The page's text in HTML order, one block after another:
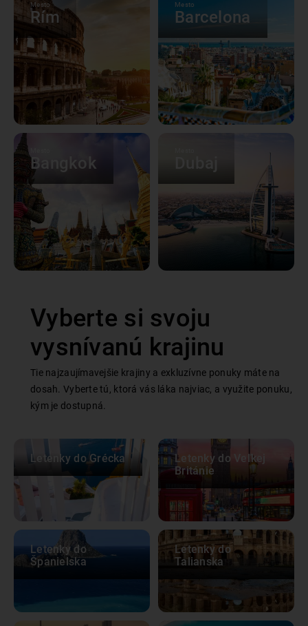
Mesto
Rím
Mesto
Barcelona
Bangkok
Vyberte si svoju
vysnívanú krajinu
Tie najzaujímavejšie krajiny a exkluzívne ponuky máte na
dosah. Vyberte tú, ktorá vás láka najviac, a využite ponuku,
kým je dostupná.
Letenky do Grécka
Letenky do Veľkej
Británie
Letenky do
Španielska
Letenky do
Talianska